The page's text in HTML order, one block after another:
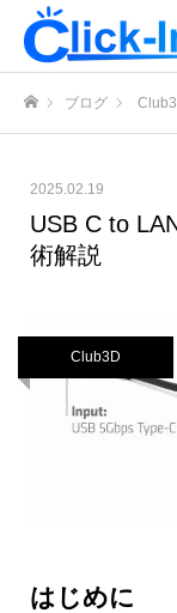
ブログ
2025.02.19
USB C to
術解説
Club3D
はじめに